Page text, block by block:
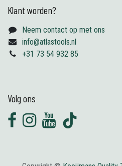
Klant worden?
Neem contact op met ons
info@atlastools.nl
+31 73 54 932 85
Volg ons